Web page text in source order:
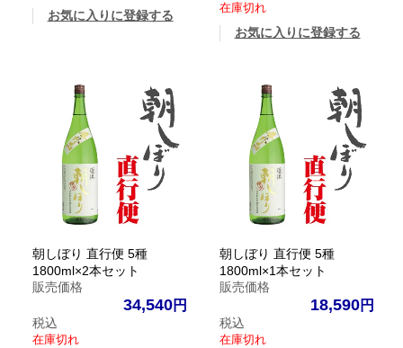
お気に入りに登録する
在庫切れ
お気に入りに登録する
朝しぼり 直行便 5種
1800ml×2本セット
販売価格
34,540
税込
在庫切れ
朝しぼり 直行便 5種
1800ml×1本セット
販売価格
18,590
税込
在庫切れ